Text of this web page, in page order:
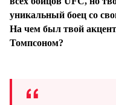
уникальный боец со
На чем был твой
Томпсоном?